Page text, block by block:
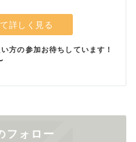
詳しく見る
方の参加お待ちしています！
フォロー